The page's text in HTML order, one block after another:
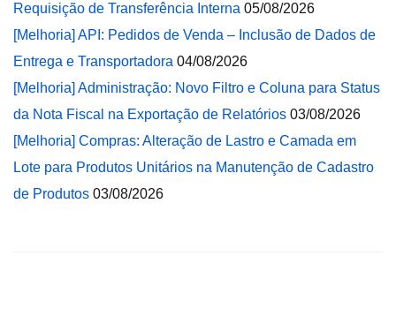
Requisição de Transferência Interna 05/08/2026
[Melhoria] API: Pedidos de Venda – Inclusão de Dados de
Entrega e Transportadora 04/08/2026
[Melhoria] Administração: Novo Filtro e Coluna para Status
da Nota Fiscal na Exportação de Relatórios 03/08/2026
[Melhoria] Compras: Alteração de Lastro e Camada em
Lote para Produtos Unitários na Manutenção de Cadastro
de Produtos 03/08/2026